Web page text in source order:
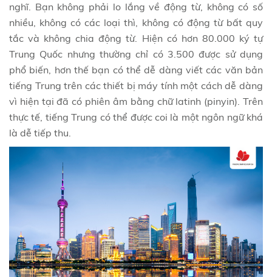
nghĩ. Bạn không phải lo lắng về động từ, không có số
nhiều, không có các loại thì, không có động từ bất quy
tắc và không chia động từ. Hiện có hơn 80.000 ký tự
Trung Quốc nhưng thường chỉ có 3.500 được sử dụng
phổ biến, hơn thế bạn có thể dễ dàng viết các văn bản
tiếng Trung trên các thiết bị máy tính một cách dễ dàng
vì hiện tại đã có phiên âm bằng chữ latinh (pinyin). Trên
thực tế, tiếng Trung có thể được coi là một ngôn ngữ khá
là dễ tiếp thu.